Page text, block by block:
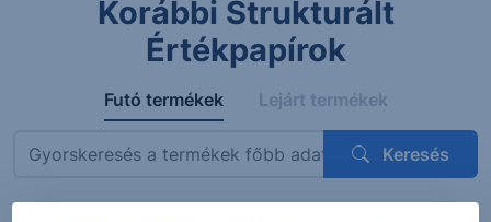
Korábbi Strukturált
Értékpapírok
Futó termékek Lejárt termékek
Keresés